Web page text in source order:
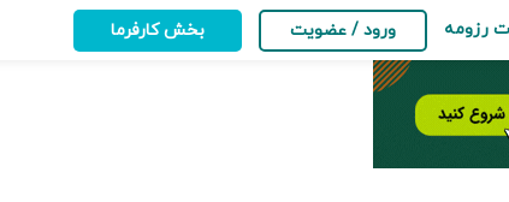
رزومه ورود / عضویت بخش کارفرما